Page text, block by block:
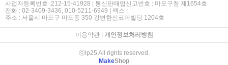
사업자등록번호 :212-15-41928 | 통신판매업신고번호 : 마포구청 제1654호
전화 : 02-3409-3436, 010-5211-6949 | 팩스 :
주소 : 서울시 마포구 마포동 350 강변한신코아빌딩 1204호
이용약관| 개인정보처리방침
ⓒlp25 All rights reserved.
MakeShop